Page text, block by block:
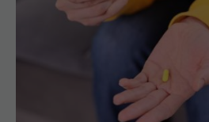
De ce dor mușchii de la
oprit procesul? Cum poate fi